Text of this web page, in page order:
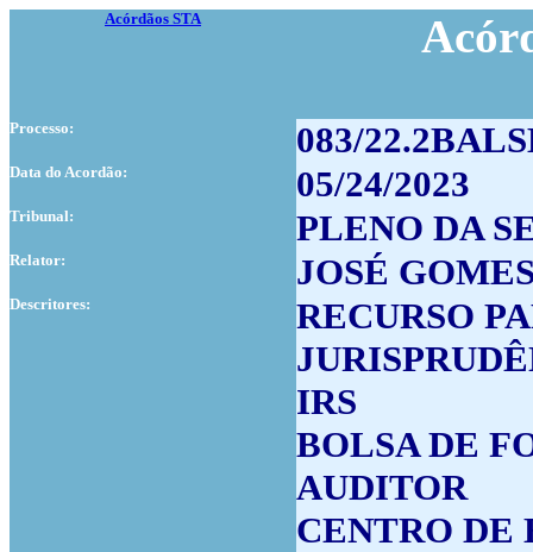
Acórdãos STA
Processo: 083/
Data do Acordão: 05/24/2023
Tribunal: PLENO DA
Relator: JOSÉ
Descritores:
RECURSO
IRS
BOLSA DE
AUDITOR
CENTRO DE